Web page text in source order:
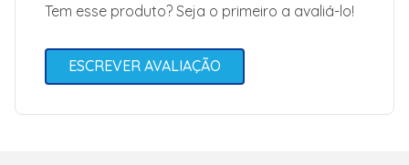
Tem esse produto? Seja o primeiro a avaliá-lo!
ESCREVER AVALIAÇÃO